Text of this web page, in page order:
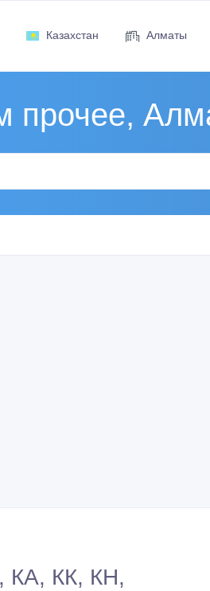
Казахстан Алматы
прочее,
КА, КК, КН,